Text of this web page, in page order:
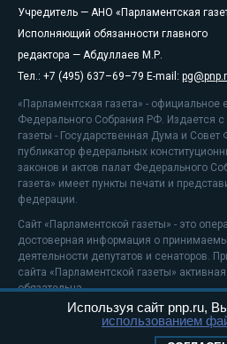
Учредитель — АНО «Парламентская
Исполняющий обязанности главного
редактора — Абдуллаев М.Р.
Тел.: +7 (495) 637–69–79 E-mail:
«Парламентская газета» -
Федерального Собрания РФ. Издается с
газеты - Государственная Дума и
публикатор федеральных
законов и актов палат Федерального
газета» имеет пункты печати и
федерации.
Сайт «Парламентской газеты» - это
достоверная информация о
деятельности депутатов и сенаторов.
сайта «Парламентской газеты»
обязательна.
На информационном ресурсе
Используя сайт pnp.ru,
использованием